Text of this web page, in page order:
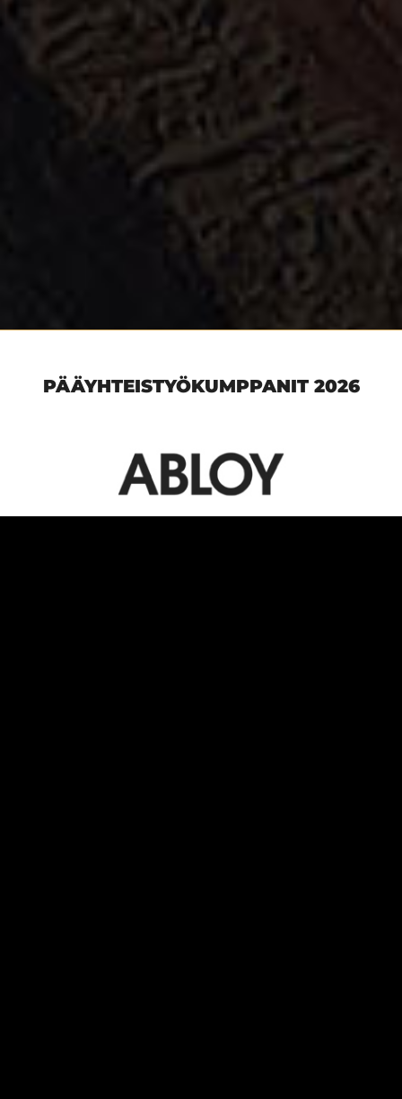
PÄÄYHTEISTYÖKUMPPANIT 2026